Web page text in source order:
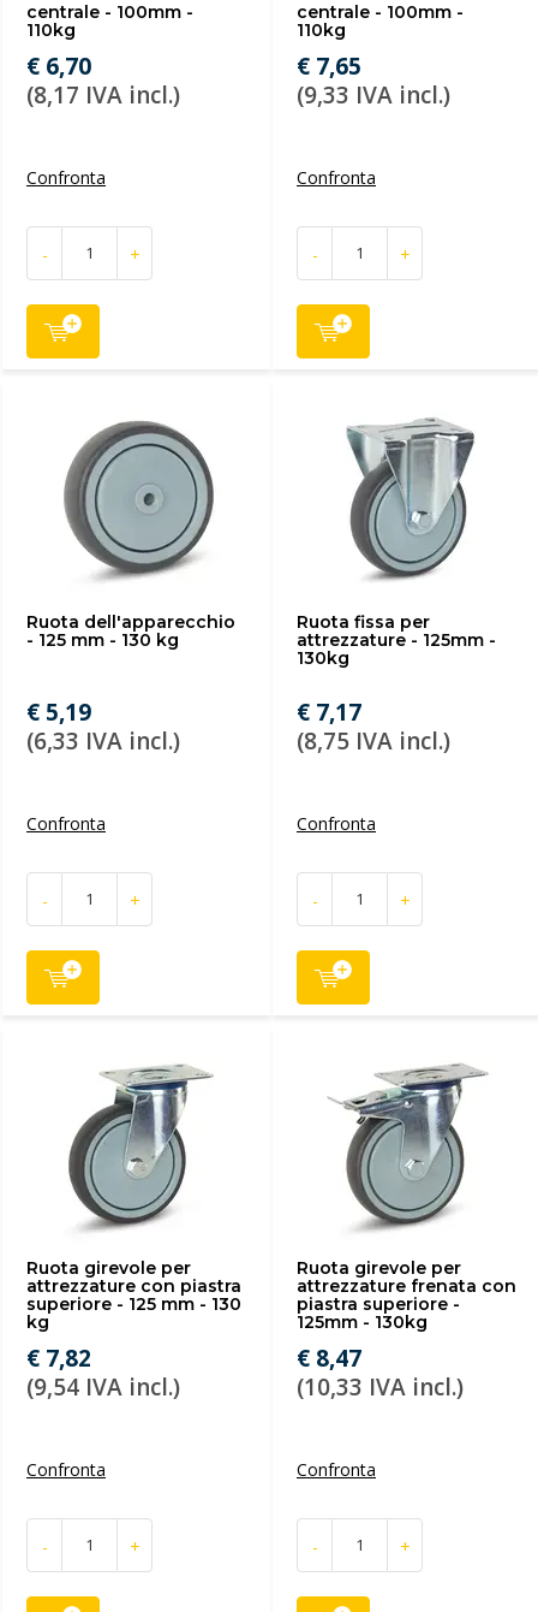
centrale - 100mm -
110kg
€ 6,70
(8,17 IVA incl.)
Confronta
- +
centrale - 100mm -
110kg
€ 7,65
(9,33 IVA incl.)
Confronta
- +
Ruota dell'apparecchio
- 125 mm - 130 kg
€ 5,19
(6,33 IVA incl.)
Confronta
- +
Ruota fissa per
attrezzature - 125mm -
130kg
€ 7,17
(8,75 IVA incl.)
Confronta
- +
Ruota girevole per
attrezzature con piastra
superiore - 125 mm - 130
kg
€ 7,82
(9,54 IVA incl.)
Confronta
- +
Ruota girevole per
attrezzature frenata con
piastra superiore -
125mm - 130kg
€ 8,47
(10,33 IVA incl.)
Confronta
- +